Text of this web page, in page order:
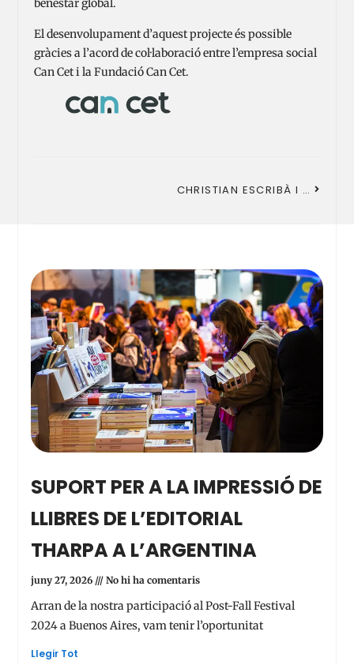
benestar global.
El desenvolupament d’aquest projecte és possible
gràcies a l’acord de col·laboració entre l’empresa social
Can Cet i la Fundació Can Cet.
CHRISTIAN ESCRIBÀ I CESC GELABERT, NOUS AMBAIXADORS DE LA FUNDACIÓ CAN CET
SUPORT PER A LA IMPRESSIÓ DE
LLIBRES DE L’EDITORIAL
THARPA A L’ARGENTINA
juny 27, 2026 No hi ha comentaris
Arran de la nostra participació al Post-Fall Festival
2024 a Buenos Aires, vam tenir l’oportunitat
Llegir Tot